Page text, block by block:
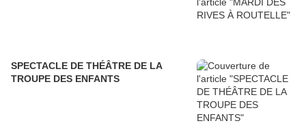
SPECTACLE DE THÉÂTRE DE LA
TROUPE DES ENFANTS